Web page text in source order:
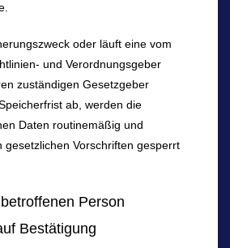
oder läuft eine vom
und Verordnungsgeber
zuständigen Gesetzgeber
ab, werden die
Daten routinemäßig und
gesetzlichen Vorschriften gesperrt
Person
Bestätigung